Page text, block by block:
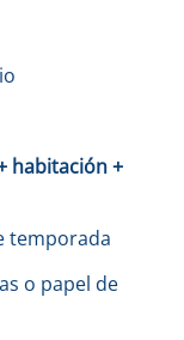
habitación +
temporada
o papel de